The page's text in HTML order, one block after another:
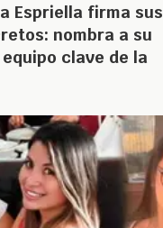
Espriella firma sus
nombra a su
clave de la